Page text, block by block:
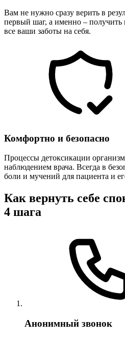
Вам не нужно сразу верить в
первый шаг, а именно –
все ваши заботы на себя.
Комфортно и безопасно
Процессы детоксикации
наблюдением врача. Всегда в
боли и мучений для пациента и
Как вернуть себе
4 шага
Анонимный звонок